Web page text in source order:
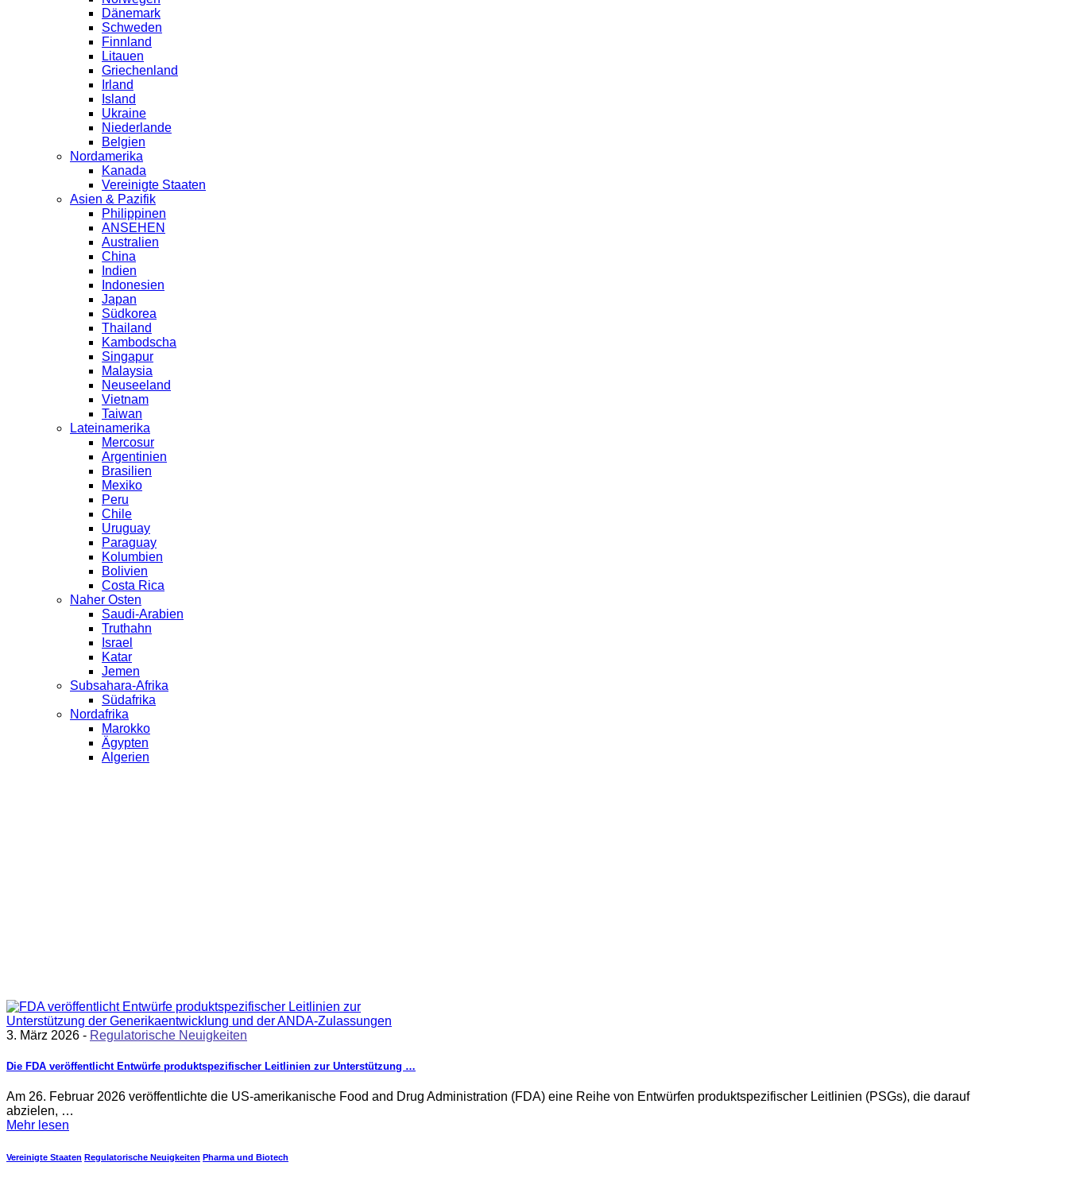
Dänemark
Schweden
Finnland
Litauen
Griechenland
Irland
Island
Ukraine
Niederlande
Belgien
Nordamerika
Kanada
Vereinigte Staaten
Asien & Pazifik
Philippinen
ANSEHEN
Australien
China
Indien
Indonesien
Japan
Südkorea
Thailand
Kambodscha
Singapur
Malaysia
Neuseeland
Vietnam
Taiwan
Lateinamerika
Mercosur
Argentinien
Brasilien
Mexiko
Peru
Chile
Uruguay
Paraguay
Kolumbien
Bolivien
Costa Rica
Naher Osten
Saudi-Arabien
Truthahn
Israel
Katar
Jemen
Subsahara-Afrika
Südafrika
Nordafrika
Marokko
Ägypten
Algerien
3. März 2026 - Regulatorische Neuigkeiten
Die FDA veröffentlicht Entwürfe produktspezifischer Leitlinien zur Unterstützung …
Am 26. Februar 2026 veröffentlichte die US-amerikanische Food and Drug Administration (FDA) eine Reihe von Entwürfen produktspezifischer Leitlinien (PSGs), die darauf
abzielen, …
Mehr lesen
Vereinigte Staaten Regulatorische Neuigkeiten Pharma und Biotech